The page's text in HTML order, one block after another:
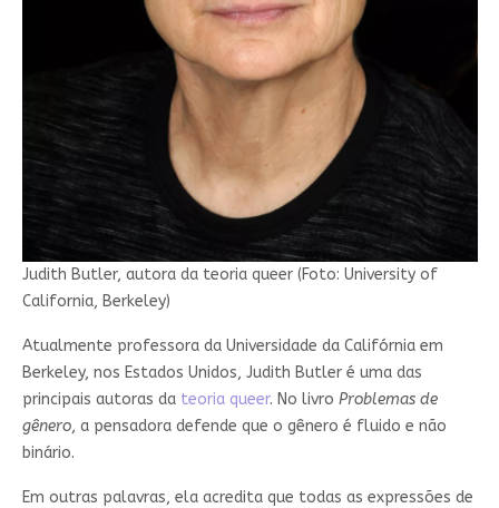
Judith Butler, autora da teoria queer (Foto: University of
California, Berkeley)
Atualmente professora da Universidade da Califórnia em
Berkeley, nos Estados Unidos, Judith Butler é uma das
principais autoras da teoria queer. No livro Problemas de
gênero, a pensadora defende que o gênero é fluido e não
binário.
Em outras palavras, ela acredita que todas as expressões de